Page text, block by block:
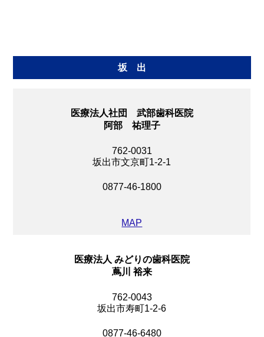
坂 出
医療法人社団 武部歯科医院
阿部 祐理子
762-0031
坂出市文京町1-2-1
0877-46-1800
MAP
医療法人 みどりの歯科医院
蔦川 裕来
762-0043
坂出市寿町1-2-6
0877-46-6480